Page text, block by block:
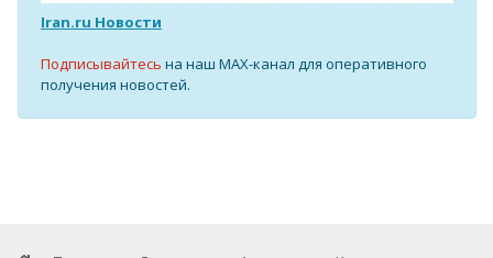
Iran.ru Новости
Подписывайтесь на наш MAX-канал для оперативного
получения новостей.